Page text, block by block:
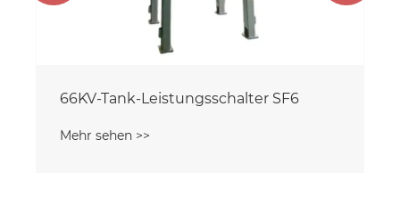
66KV-Tank-Leistungsschalter SF6
Mehr sehen >>